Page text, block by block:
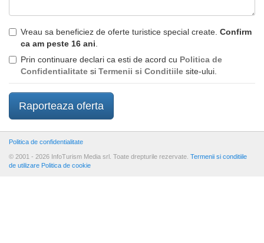
Vreau sa beneficiez de oferte turistice special create. Confirm
ca am peste 16 ani
Prin continuare declari ca esti de acord cu Politica de
Confidentialitate si Termenii si Conditiile site-ului.
Politica de confidentialitate
© 2001 - 2026 InfoTurism Media srl. Toate drepturile rezervate. Termenii si conditiile
de utilizare Politica de cookie